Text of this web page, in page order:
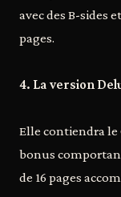
avec des B-sides
pages.
4. La version
Elle contiendra le
bonus
de 16 pages